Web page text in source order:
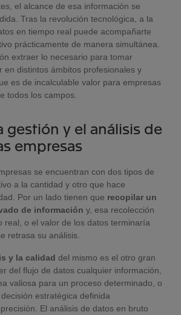
el alcance de esa información se
Tras la revolución tecnológica, a la
en tiempo real puede acompañarte
prácticamente de manera simultánea.
extraer lo necesario para tomar
en distintos ámbitos profesionales y
es de incalculable valor para empresas
todos los campos.
gestión y el análisis de
empresas
se encuentran con dos tipos de
a la cantidad y otro que hace
Por un lado tienen que recopilar un
de información y, esa recolección
real, o el valor de los datos terminaría
retrasa su análisis.
y la calidad del mismo es el otro gran
del flujo de datos cualquier información,
valiosa para un proceso determinado, o
estratégica definida
El análisis de datos en bruto